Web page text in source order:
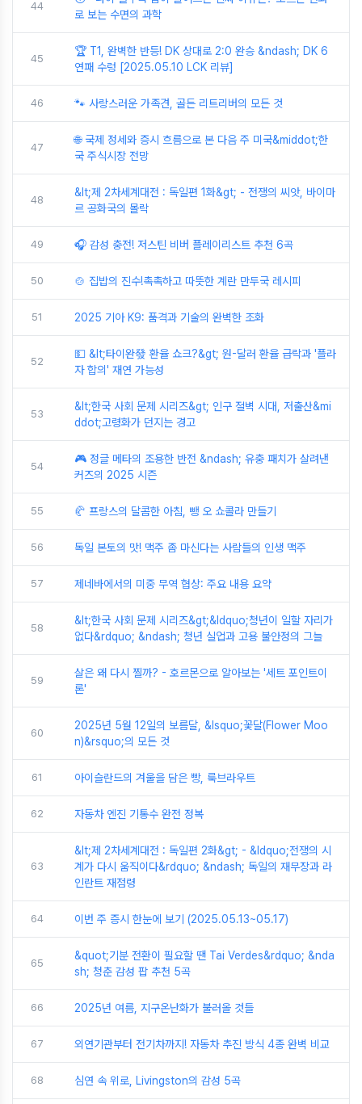
44
로 보는 수면의 과학
45
🏆 T1, 완벽한 반등! DK 상대로 2:0 완승 &ndash; DK 6
연패 수렁 [2025.05.10 LCK 리뷰]
46 🐾 사랑스러운 가족견, 골든 리트리버의 모든 것
47
🌐 국제 정세와 증시 흐름으로 본 다음 주 미국&middot;한
국 주식시장 전망
48
&lt;제 2차세계대전 : 독일편 1화&gt; - 전쟁의 씨앗, 바이마
르 공화국의 몰락
49 🎧 감성 충전! 저스틴 비버 플레이리스트 추천 6곡
50 🍲 집밥의 진수!촉촉하고 따뜻한 계란 만두국 레시피
51 2025 기아 K9: 품격과 기술의 완벽한 조화
52
💵 &lt;타이완發 환율 쇼크?&gt; 원-달러 환율 급락과 '플라
자 합의' 재연 가능성
53
&lt;한국 사회 문제 시리즈&gt; 인구 절벽 시대, 저출산&mi
ddot;고령화가 던지는 경고
54
🎮 정글 메타의 조용한 반전 &ndash; 유충 패치가 살려낸
커즈의 2025 시즌
55 🥐 프랑스의 달콤한 아침, 뺑 오 쇼콜라 만들기
56 독일 본토의 맛! 맥주 좀 마신다는 사람들의 인생 맥주
57 제네바에서의 미중 무역 협상: 주요 내용 요약
58
&lt;한국 사회 문제 시리즈&gt;&ldquo;청년이 일할 자리가
없다&rdquo; &ndash; 청년 실업과 고용 불안정의 그늘
59
살은 왜 다시 찔까? - 호르몬으로 알아보는 '세트 포인트이
론'
60
2025년 5월 12일의 보름달, &lsquo;꽃달(Flower Moo
n)&rsquo;의 모든 것
61 아이슬란드의 겨울을 담은 빵, 룩브라우트
62 자동차 엔진 기통수 완전 정복
63
&lt;제 2차세계대전 : 독일편 2화&gt; - &ldquo;전쟁의 시
계가 다시 움직이다&rdquo; &ndash; 독일의 재무장과 라
인란트 재점령
64 이번 주 증시 한눈에 보기 (2025.05.13~05.17)
65
&quot;기분 전환이 필요할 땐 Tai Verdes&rdquo; &nda
sh; 청춘 감성 팝 추천 5곡
66 2025년 여름, 지구온난화가 불러올 것들
67 외연기관부터 전기차까지! 자동차 추진 방식 4종 완벽 비교
68 심연 속 위로, Livingston의 감성 5곡